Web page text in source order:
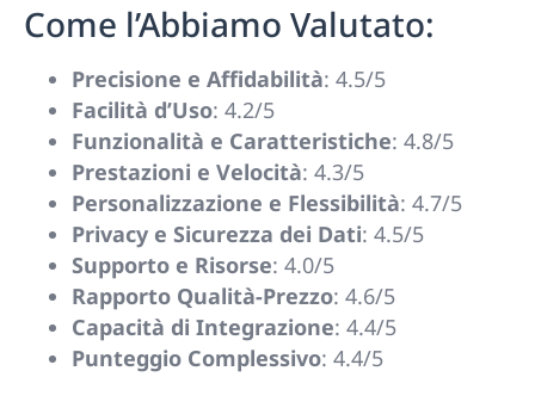
Come l’Abbiamo Valutato:
Precisione e Affidabilità: 4.5/5
Facilità d’Uso: 4.2/5
Funzionalità e Caratteristiche: 4.8/5
Prestazioni e Velocità: 4.3/5
Personalizzazione e Flessibilità: 4.7/5
Privacy e Sicurezza dei Dati: 4.5/5
Supporto e Risorse: 4.0/5
Rapporto Qualità-Prezzo: 4.6/5
Capacità di Integrazione: 4.4/5
Punteggio Complessivo: 4.4/5